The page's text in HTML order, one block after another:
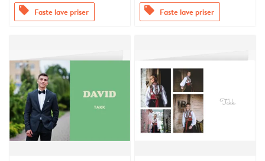
offers Faste lave priser offers Faste lave priser